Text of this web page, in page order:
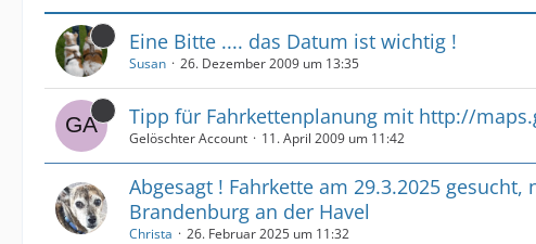
Eine Bitte .... das Datum ist wichtig !
Susan 26. Dezember 2009 um 13:35
Tipp für Fahrkettenplanung mit http://
Gelöschter Account 11. April 2009 um 11:42
Abgesagt ! Fahrkette am 29.3.2025 gesucht,
Brandenburg an der Havel
Christa 26. Februar 2025 um 11:32